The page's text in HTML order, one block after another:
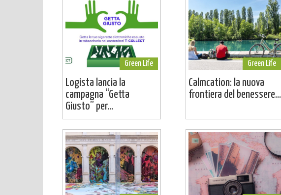
Green Life
Logista lancia la
campagna “Getta
Giusto” per...
Green Life
Calmcation: la nuova
frontiera del benessere...